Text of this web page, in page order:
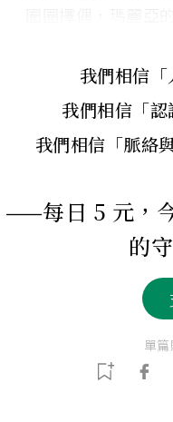
我們相信
我們相信「
我們相信「脈絡
——每日 5 元，
的
單